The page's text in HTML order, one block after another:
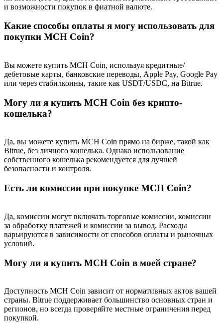
USDT New User Exclusive 10% APR
New Listing Futures Fest
Trade New Futures, Win 200,000 USDT
Crypto World Cup 2026: Grand Finale
Выигрывайте призы и эксклюзивные награды
ЛогинЗарегистрироваться
и возможности покупок в фиатной валюте.
Какие способы оплаты я могу использовать для
покупки MCH Coin?
Вы можете купить MCH Coin, используя кредитные/
дебетовые карты, банковские переводы, Apple Pay, Google Pay
или через стабилкоины, такие как USDT/USDC, на Bitrue.
Могу ли я купить MCH Coin без крипто-
кошелька?
Да, вы можете купить MCH Coin прямо на бирже, такой как
Bitrue, без личного кошелька. Однако использование
собственного кошелька рекомендуется для лучшей
безопасности и контроля.
Есть ли комиссии при покупке MCH Coin?
Да, комиссии могут включать торговые комиссии, комиссии
за обработку платежей и комиссии за вывод. Расходы
варьируются в зависимости от способов оплаты и рыночных
условий.
Могу ли я купить MCH Coin в моей стране?
Доступность MCH Coin зависит от нормативных актов вашей
страны. Bitrue поддерживает большинство основных стран и
регионов, но всегда проверяйте местные ограничения перед
покупкой.